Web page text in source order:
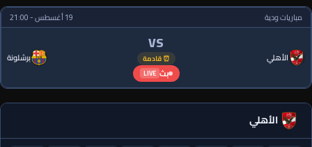
مباريات ودية 19 أغسطس - 21:00
الأهلي
VS
⏰ قادمة
بث LIVE
برشلونة
الأهلي